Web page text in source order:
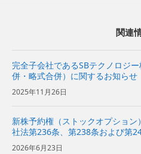
関連
完全子会社であるSBテクノロジ
併・略式合併）に関するお知らせ
2025年11月26日
新株予約権（ストックオプショ
社法第236条、第238条および第
の発行）
2026年6月23日